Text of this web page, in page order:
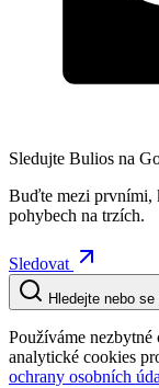
Sledujte Bulios na
Buďte mezi prvními,
pohybech na trzích.
Sledovat
Hledejte nebo
Používáme
analytické cookies
ochrany osobních